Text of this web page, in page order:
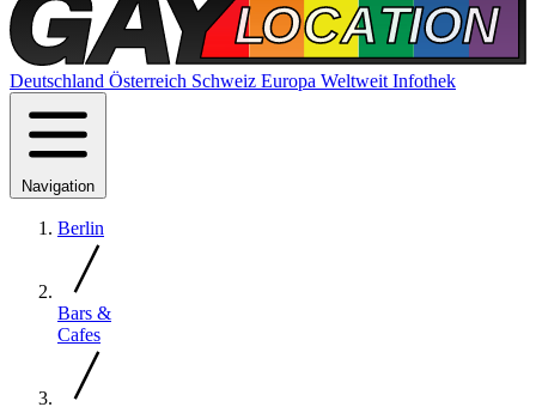
Deutschland Österreich Schweiz Europa Weltweit Infothek
Navigation
Berlin
Bars &
Cafes